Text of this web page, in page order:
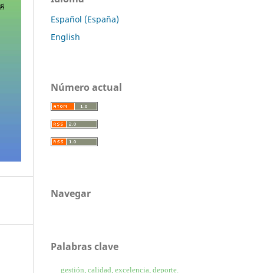
Español (España)
English
Número actual
Navegar
Palabras clave
gestión, calidad, excelencia, deporte.